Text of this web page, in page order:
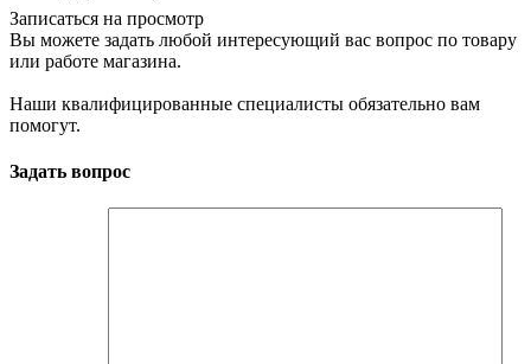
Записаться на просмотр
Вы можете задать любой интересующий вас вопрос по товару
или работе магазина.
Наши квалифицированные специалисты обязательно вам
помогут.
Задать вопрос